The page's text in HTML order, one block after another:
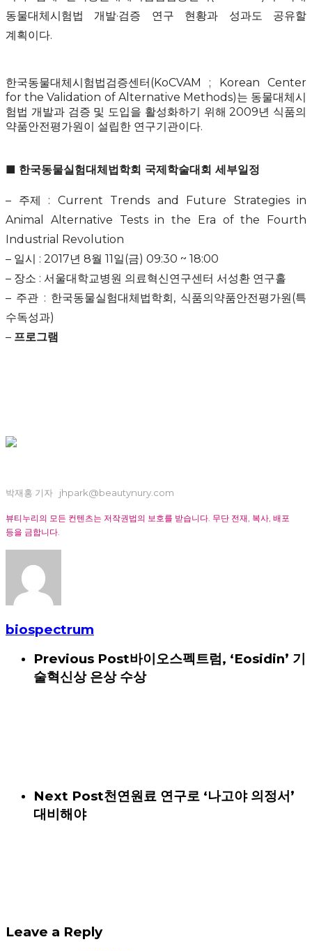
동물대체시험법 개발·검증 연구 현황과 성과도 공유할
계획이다.
한국동물대체시험법검증센터(KoCVAM ; Korean Center
for the Validation of Alternative Methods)는 동물대체시
험법 개발과 검증 및 도입을 활성화하기 위해 2009년 식품의
약품안전평가원이 설립한 연구기관이다.
■ 한국동물실험대체법학회 국제학술대회 세부일정
– 주제 : Current Trends and Future Strategies in
Animal Alternative Tests in the Era of the Fourth
Industrial Revolution
– 일시 : 2017년 8월 11일(금) 09:30 ~ 18:00
– 장소 : 서울대학교병원 의료혁신연구센터 서성환 연구홀
– 주관 : 한국동물실험대체법학회, 식품의약품안전평가원(특
수독성과)
– 프로그램
박재홍 기자 jhpark@beautynury.com
뷰티누리의 모든 컨텐츠는 저작권법의 보호를 받습니다. 무단 전재, 복사, 배포
등을 금합니다.
biospectrum
Previous Post바이오스펙트럼, ‘Eosidin’ 기
술혁신상 은상 수상
Next Post천연원료 연구로 ‘나고야 의정서’
대비해야
Leave a Reply